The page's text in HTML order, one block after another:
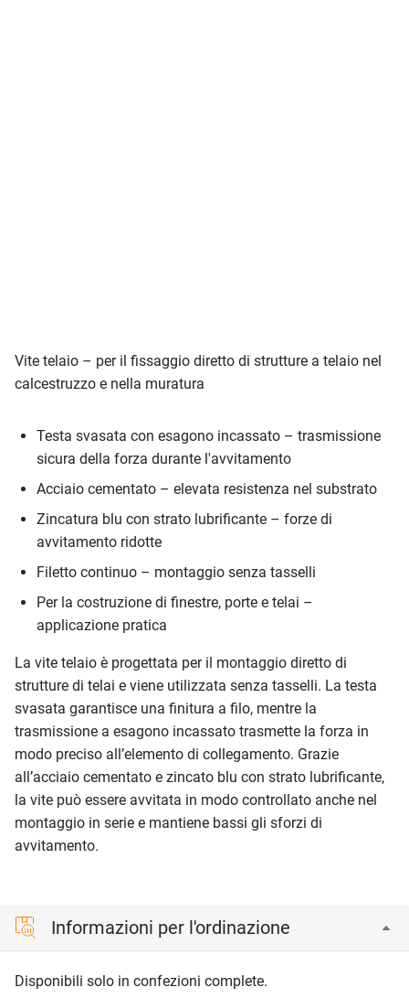
Vite telaio – per il fissaggio diretto di strutture a telaio nel
calcestruzzo e nella muratura
Testa svasata con esagono incassato – trasmissione
sicura della forza durante l'avvitamento
Acciaio cementato – elevata resistenza nel substrato
Zincatura blu con strato lubrificante – forze di
avvitamento ridotte
Filetto continuo – montaggio senza tasselli
Per la costruzione di finestre, porte e telai –
applicazione pratica
La vite telaio è progettata per il montaggio diretto di
strutture di telai e viene utilizzata senza tasselli. La testa
svasata garantisce una finitura a filo, mentre la
trasmissione a esagono incassato trasmette la forza in
modo preciso all’elemento di collegamento. Grazie
all’acciaio cementato e zincato blu con strato lubrificante,
la vite può essere avvitata in modo controllato anche nel
montaggio in serie e mantiene bassi gli sforzi di
avvitamento.
Informazioni per l'ordinazione
Disponibili solo in confezioni complete.